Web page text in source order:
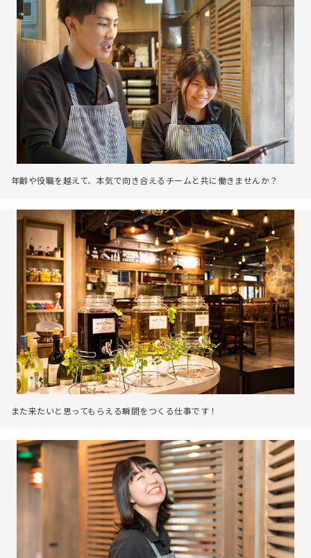
年齢や役職を越えて、本気で向き合えるチームと共に働きませんか？
また来たいと思ってもらえる瞬間をつくる仕事です！